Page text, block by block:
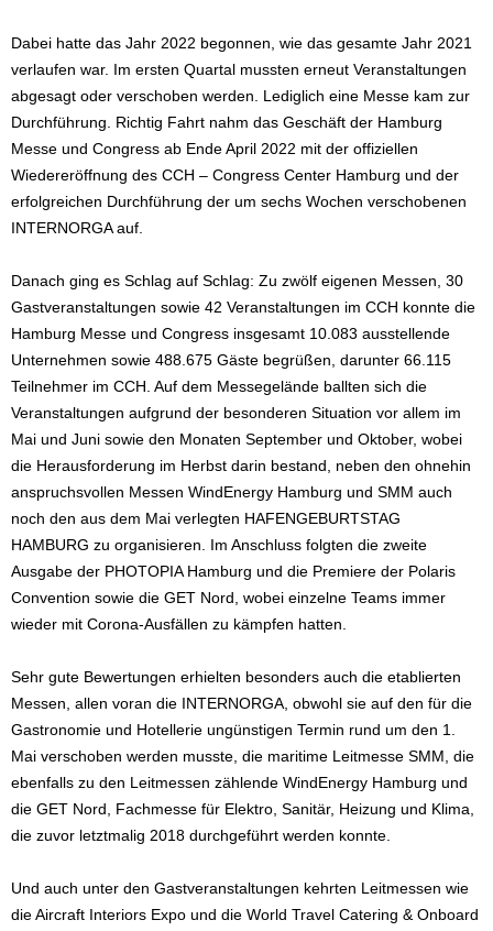
Dabei hatte das Jahr 2022 begonnen, wie das gesamte Jahr 2021
verlaufen war. Im ersten Quartal mussten erneut Veranstaltungen
abgesagt oder verschoben werden. Lediglich eine Messe kam zur
Durchführung. Richtig Fahrt nahm das Geschäft der Hamburg
Messe und Congress ab Ende April 2022 mit der offiziellen
Wiedereröffnung des CCH – Congress Center Hamburg und der
erfolgreichen Durchführung der um sechs Wochen verschobenen
INTERNORGA auf.
Danach ging es Schlag auf Schlag: Zu zwölf eigenen Messen, 30
Gastveranstaltungen sowie 42 Veranstaltungen im CCH konnte die
Hamburg Messe und Congress insgesamt 10.083 ausstellende
Unternehmen sowie 488.675 Gäste begrüßen, darunter 66.115
Teilnehmer im CCH. Auf dem Messegelände ballten sich die
Veranstaltungen aufgrund der besonderen Situation vor allem im
Mai und Juni sowie den Monaten September und Oktober, wobei
die Herausforderung im Herbst darin bestand, neben den ohnehin
anspruchsvollen Messen WindEnergy Hamburg und SMM auch
noch den aus dem Mai verlegten HAFENGEBURTSTAG
HAMBURG zu organisieren. Im Anschluss folgten die zweite
Ausgabe der PHOTOPIA Hamburg und die Premiere der Polaris
Convention sowie die GET Nord, wobei einzelne Teams immer
wieder mit Corona-Ausfällen zu kämpfen hatten.
Sehr gute Bewertungen erhielten besonders auch die etablierten
Messen, allen voran die INTERNORGA, obwohl sie auf den für die
Gastronomie und Hotellerie ungünstigen Termin rund um den 1.
Mai verschoben werden musste, die maritime Leitmesse SMM, die
ebenfalls zu den Leitmessen zählende WindEnergy Hamburg und
die GET Nord, Fachmesse für Elektro, Sanitär, Heizung und Klima,
die zuvor letztmalig 2018 durchgeführt werden konnte.
Und auch unter den Gastveranstaltungen kehrten Leitmessen wie
die Aircraft Interiors Expo und die World Travel Catering & Onboard